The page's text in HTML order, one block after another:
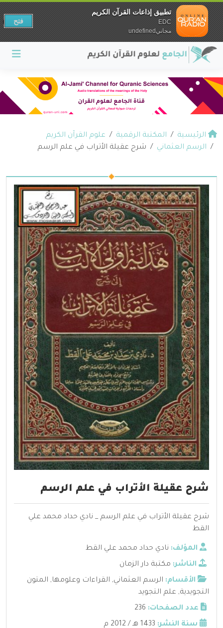
الرئيسية المكتبة الرقمية
علوم القرآن الكريم
الرسم العثماني
شرح عقيلة الأتراب في علم الرسم
شرح عقيلة الأتراب في علم الرسم
شرح عقيلة الأتراب في علم الرسم _ نادي حداد محمد علي
القط
المؤلف: نادي حداد محمد علي القط
الناشر: مكتبة دار الزمان
الأقسام: الرسم العثماني, القراءات وعلومها, المتون
التجويدية, علم التجويد
عدد الصفحات: 236
سنة النشر: 1433 هـ / 2012 م
تطبيق إذاعات القرآن الكريم
EDC
مجانيundefined
فتح